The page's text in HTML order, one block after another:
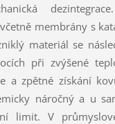
membrány s
materiál se
při zvýšené
a zpětné získání
náročný a u
limit. V